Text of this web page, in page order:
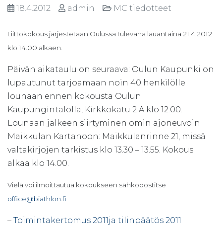
18.4.2012 admin MC tiedotteet
Liittokokous järjestetään Oulussa tulevana lauantaina 21.4.2012
klo 14.00 alkaen.
Päivän aikataulu on seuraava: Oulun Kaupunki on
lupautunut tarjoamaan noin 40 henkilölle
lounaan ennen kokousta Oulun
Kaupungintalolla, Kirkkokatu 2 A klo 12.00.
Lounaan jälkeen siirtyminen omin ajoneuvoin
Maikkulan Kartanoon: Maikkulanrinne 21, missä
valtakirjojen tarkistus klo 13.30 – 13.55. Kokous
alkaa klo 14.00.
Vielä voi ilmoittautua kokoukseen sähköpostitse
office@biathlon.fi
– Toimintakertomus 2011ja tilinpäätös 2011